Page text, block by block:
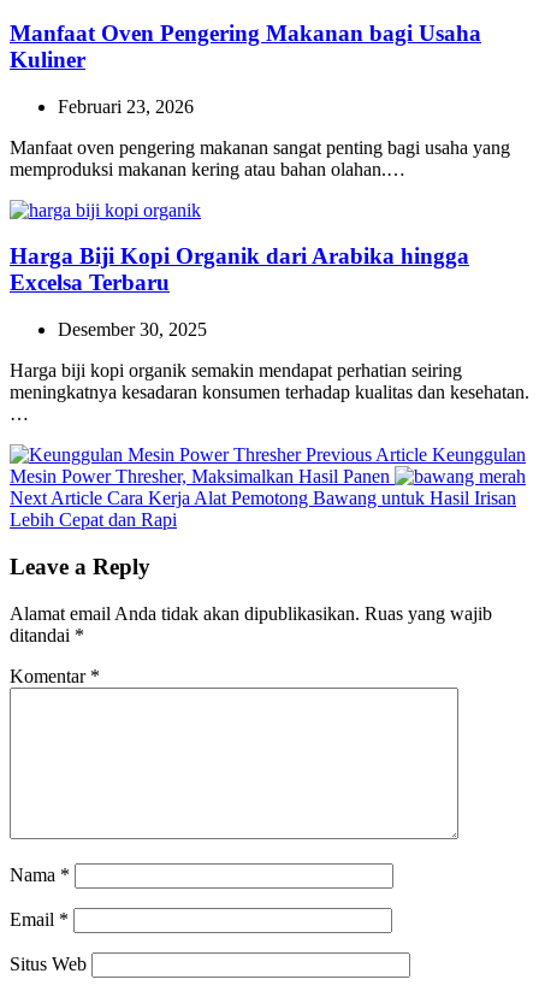
Manfaat Oven Pengering Makanan bagi Usaha
Kuliner
Februari 23, 2026
Manfaat oven pengering makanan sangat penting bagi usaha yang
memproduksi makanan kering atau bahan olahan.…
Harga Biji Kopi Organik dari Arabika hingga
Excelsa Terbaru
Desember 30, 2025
Harga biji kopi organik semakin mendapat perhatian seiring
meningkatnya kesadaran konsumen terhadap kualitas dan kesehatan.
…
Previous Article Previous
Post:
Keunggulan
Mesin Power Thresher, Maksimalkan Hasil Panen
Next Article Next
Post:
Cara Kerja Alat Pemotong Bawang untuk Hasil Irisan
Lebih Cepat dan Rapi
Leave a Reply
Alamat email Anda tidak akan dipublikasikan. Ruas yang wajib
ditandai *
Komentar *
Nama *
Email *
Situs Web